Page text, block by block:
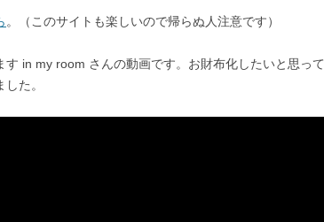
。（このサイトも楽しいので帰らぬ人注意です）
in my room さんの動画です。お財布化したいと思って
た。